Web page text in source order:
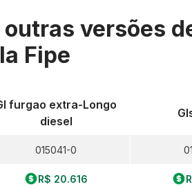
versões
Fipe
furgao extra-Longo
diesel
015041-0
R$ 20.616